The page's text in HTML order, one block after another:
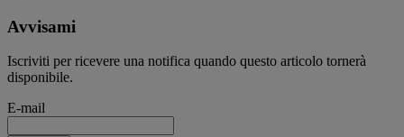
Avvisami
Iscriviti per ricevere una notifica quando questo articolo tornerà
disponibile.
E-mail